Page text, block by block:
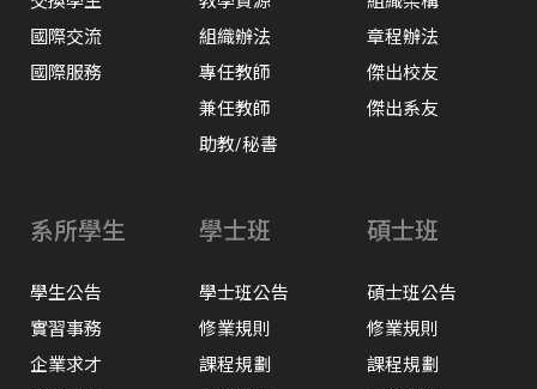
國際交流
國際服務
組織辦法
專任教師
兼任教師
助教/秘書
章程辦法
傑出校友
傑出系友
系所學生
學生公告
實習事務
企業求才
學士班
學士班公告
修業規則
課程規劃
碩士班
碩士班公告
修業規則
課程規劃